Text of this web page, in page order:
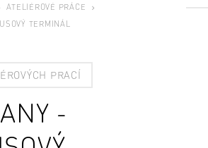
ATELIÉROVÉ PRÁCE
TERMINÁL
PRACÍ
-